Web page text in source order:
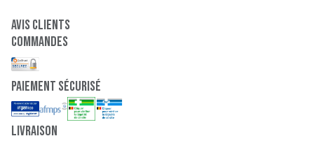
Avis clients
Commandes
paiement sécurisé
Livraison